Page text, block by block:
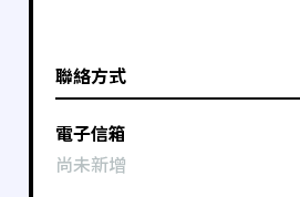
聯絡方式
電子信箱
尚未新增